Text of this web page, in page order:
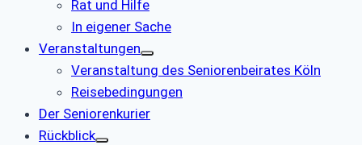
Rat und Hilfe
In eigener Sache
Veranstaltungen
Veranstaltung des Seniorenbeirates Köln
Reisebedingungen
Der Seniorenkurier
Rückblick